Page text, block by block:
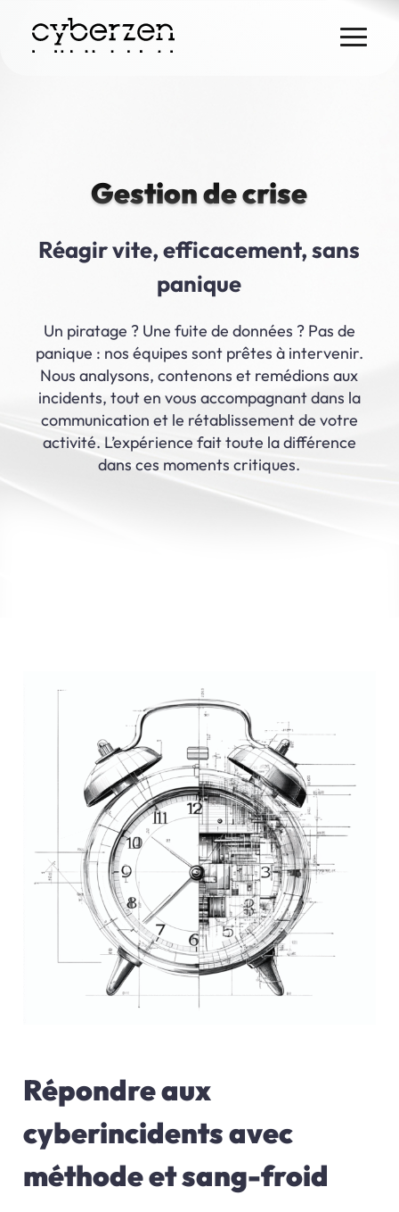
content
Gestion de crise
Réagir vite, efficacement, sans
panique
Un piratage ? Une fuite de données ? Pas de
panique : nos équipes sont prêtes à intervenir.
Nous analysons, contenons et remédions aux
incidents, tout en vous accompagnant dans la
communication et le rétablissement de votre
activité. L’expérience fait toute la différence
dans ces moments critiques.
Répondre aux
cyberincidents avec
méthode et sang-froid